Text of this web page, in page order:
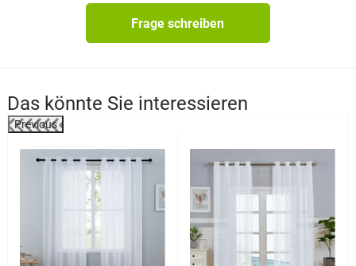
Frage schreiben
Das könnte Sie interessieren
Previous